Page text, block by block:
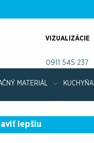
VIZUALIZÁCIE
0911 545 237
MATERIÁL KUCHYŇA
lepšiu